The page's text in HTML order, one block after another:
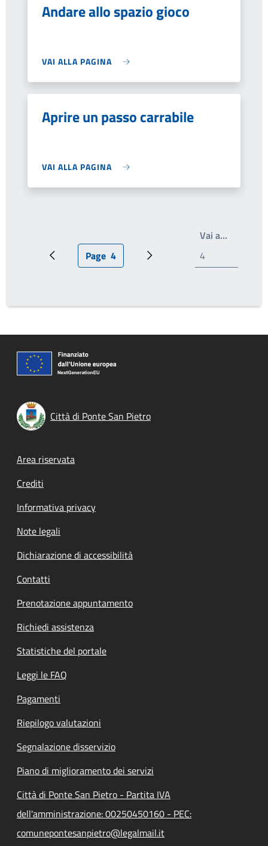
Andare allo spazio gioco
VAI ALLA PAGINA
Aprire un passo carrabile
VAI ALLA PAGINA
Pagina precedentePagina attuale
Page 4 Prossima pagina
Vai a…Write the
Città di Ponte San Pietro
Footer menu
Area riservata
Crediti
Informativa privacy
Note legali
Dichiarazione di accessibilità
Contatti
Prenotazione appuntamento
Richiedi assistenza
Statistiche del portale
Leggi le FAQ
Pagamenti
Riepilogo valutazioni
Segnalazione disservizio
Piano di miglioramento dei servizi
Città di Ponte San Pietro - Partita IVA
dell'amministrazione: 00250450160 - PEC:
comunepontesanpietro@legalmail.it